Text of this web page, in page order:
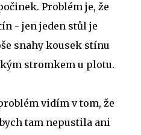
Problém je, že
- jen jeden stůl je
snahy kousek stínu
stromkem u plotu.
vidím v tom, že
tam nepustila ani